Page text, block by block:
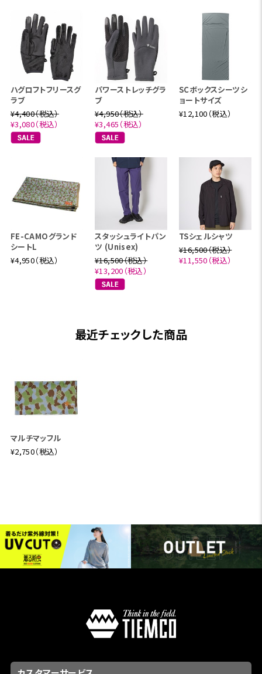
ハグロフトフリースグ
ラブ
¥4,400（税込）
¥3,080（税込）
パワーストレッチグラ
ブ
¥4,950（税込）
¥3,465（税込）
SCボックスシーツシ
ョートサイズ
¥12,100（税込）
FE-CAMOグランド
シートL
¥4,950（税込）
スタッシュライトパン
ツ (Unisex)
¥16,500（税込）
¥13,200（税込）
TSシェルシャツ
¥16,500（税込）
¥11,550（税込）
最近チェックした商品
マルチマッフル
¥2,750（税込）